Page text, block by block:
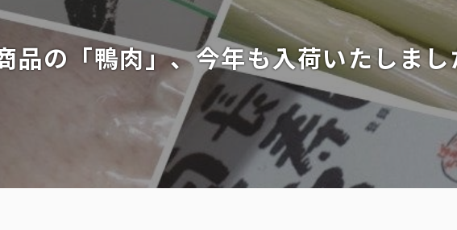
品の「鴨肉」、今年も入荷いたしまし